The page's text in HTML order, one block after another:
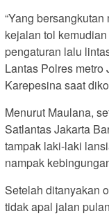
“Yang
kejalan tol
pengaturan lalu
Lantas Polres metro
Karepesina saat
Menurut Maulana,
Satlantas Jakarta
tampak laki-laki
nampak
Setelah ditanyakan
tidak apal jalan